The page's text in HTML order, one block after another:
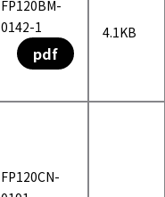
FP120BM-
0142-1
pdf
4.1KB
FP120CN-